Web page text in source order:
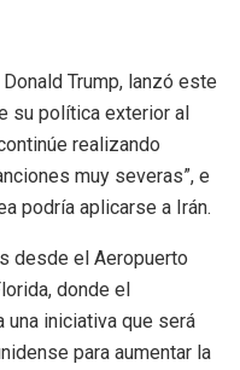
Trump, lanzó este
su política exterior al
realizando
muy severas”, e
podría aplicarse a Irán.
desde el Aeropuerto
donde el
iniciativa que será
para aumentar la